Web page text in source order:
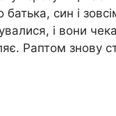
син і
і вони
Раптом знову